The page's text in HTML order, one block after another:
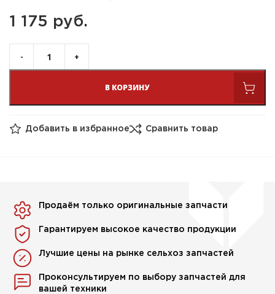
1 175 руб.
В КОРЗИНУ
Добавить в избранное Сравнить товар
Продаём только оригинальные запчасти
Гарантируем высокое качество продукции
Лучшие цены на рынке сельхоз запчастей
Проконсультируем по выбору запчастей для
вашей техники